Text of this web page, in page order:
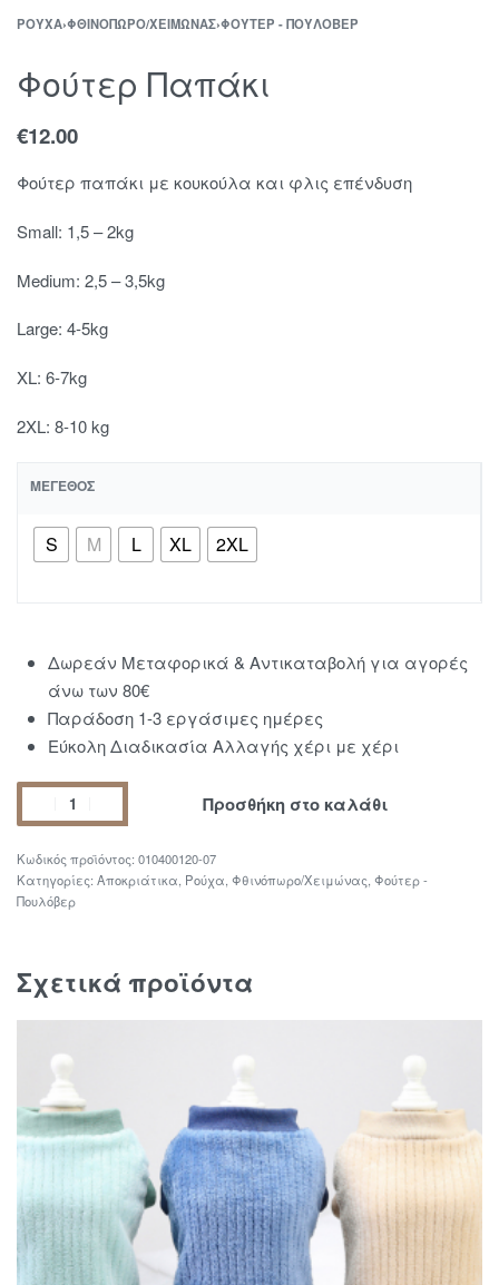
ΡΟΎΧΑ›ΦΘΙΝΌΠΩΡΟ/ΧΕΙΜΏΝΑΣ›ΦΟΎΤΕΡ - ΠΟΥΛΌΒΕΡ
Φούτερ Παπάκι
€12.00
Φούτερ παπάκι με κουκούλα και φλις επένδυση
Small: 1,5 – 2kg
Medium: 2,5 – 3,5kg
Large: 4-5kg
XL: 6-7kg
2XL: 8-10 kg
ΜΈΓΕΘΟΣ
S M L XL 2XL
Δωρεάν Μεταφορικά & Αντικαταβολή για αγορές
άνω των 80€
Παράδοση 1-3 εργάσιμες ημέρες
Εύκολη Διαδικασία Αλλαγής χέρι με χέρι
Προσθήκη στο καλάθι
010400120-07
Κατηγορίες: Αποκριάτικα Ρούχα Φθινόπωρο/Χειμώνας Φούτερ -
Πουλόβερ
Σχετικά προϊόντα